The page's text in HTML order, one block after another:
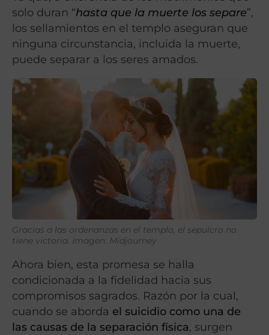
solo duran “hasta que la muerte los separe”,
los sellamientos en el templo aseguran que
ninguna circunstancia, incluida la muerte,
puede separar a los seres amados.
Gracias a las ordenanzas en el templo, el sepulcro no
tiene victoria. Imagen: Midjourney
Ahora bien, esta promesa se halla
condicionada a la fidelidad hacia sus
compromisos sagrados. Razón por la cual,
cuando se aborda el suicidio como una de
las causas de la separación física, surgen